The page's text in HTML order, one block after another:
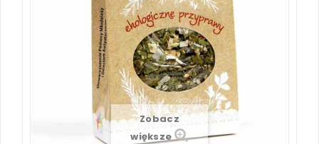
Zobacz
większe